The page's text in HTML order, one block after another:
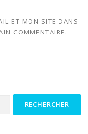
ET MON SITE DANS
COMMENTAIRE.